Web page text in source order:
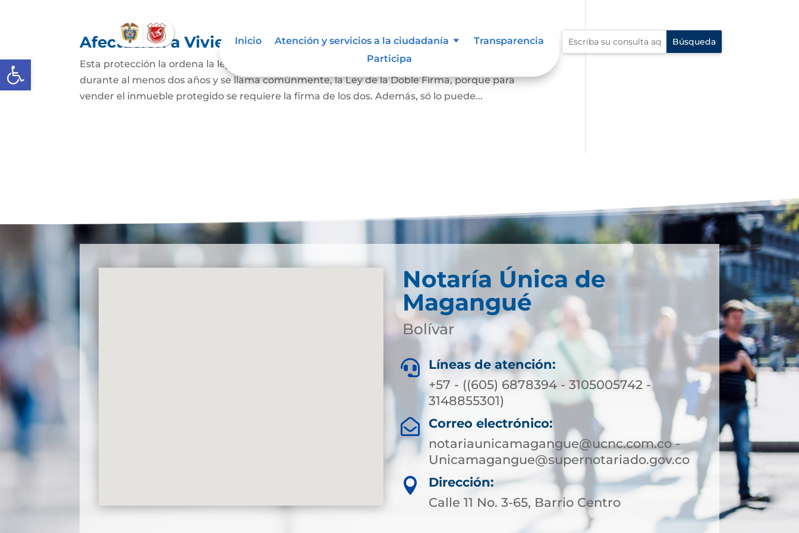
Abrir barra de herramientas
Inicio Atención y servicios a la ciudadanía
Transparencia
Participa
Afectación a Vivienda familiar
Esta protección la ordena la ley sobre la vivienda que habita la pareja casada o en unión marital
durante al menos dos años y se llama comúnmente, la Ley de la Doble Firma, porque para
vender el inmueble protegido se requiere la firma de los dos. Además, só lo puede...
Notaría Única de
Magangué
Bolívar

Líneas de atención:
+57 - ((605) 6878394 - 3105005742 -
3148855301)

Correo electrónico:
notariaunicamagangue@ucnc.com.co -
Unicamagangue@supernotariado.gov.co

Dirección:
Calle 11 No. 3-65, Barrio Centro